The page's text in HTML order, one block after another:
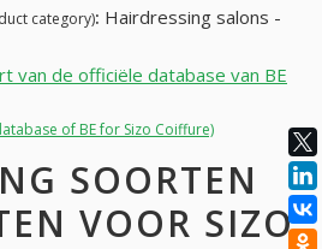
category): Hairdressing salons -
van de officiële database van BE
of BE for Sizo Coiffure)
SOORTEN
VOOR SIZO